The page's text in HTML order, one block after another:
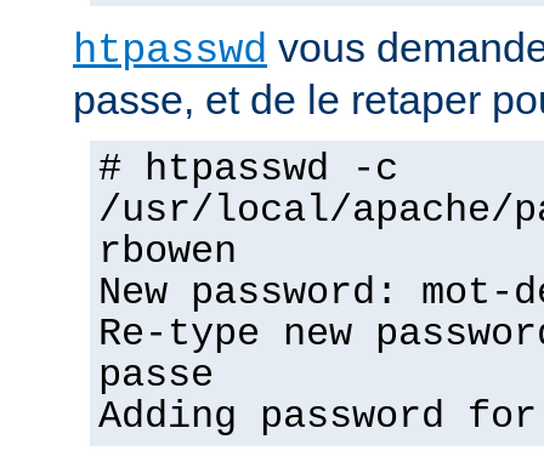
htpasswd vous
passe, et de le retaper
# htpasswd -c
/usr/local/apache/
rbowen
New password: mot-
Re-type new
passe
Adding password